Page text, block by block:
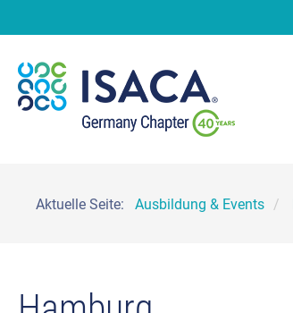
Aktuelle Seite: Ausbildung & Events